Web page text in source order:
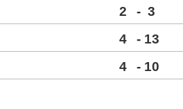
2 - 3
4 - 13
4 - 10